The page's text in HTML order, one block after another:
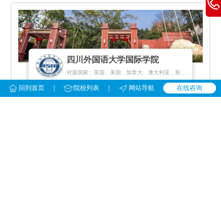
四川外国语大学国际学院
留学模式：1+3/4、1+1 地区：重庆市
回到首页 | 院校列表 | 网站导航 在线咨询